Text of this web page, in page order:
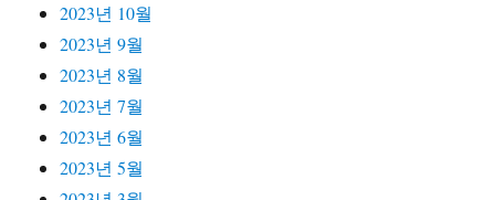
2023년 10월
2023년 9월
2023년 8월
2023년 7월
2023년 6월
2023년 5월